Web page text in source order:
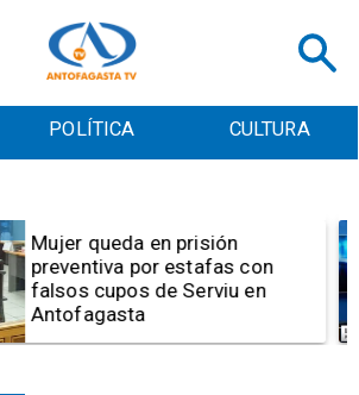
POLÍTICA CULTURA
Video | Choferes del
TransAntofagasta piden
sistema mixto de pago